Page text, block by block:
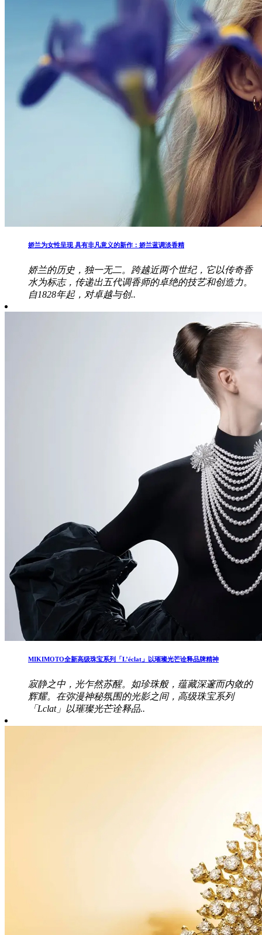
娇兰为女性呈现 具有非凡意义的新作：娇兰蓝调淡香精
娇兰的历史，独一无二。跨越近两个世纪，它以传奇香
水为标志，传递出五代调香师的卓绝的技艺和创造力。
自1828年起，对卓越与创..
MIKIMOTO全新高级珠宝系列「L’éclat」以璀璨光芒诠释品牌精神
寂静之中，光乍然苏醒。如珍珠般，蕴藏深邃而内敛的
辉耀。在弥漫神秘氛围的光影之间，高级珠宝系列
「Lclat」以璀璨光芒诠释品..